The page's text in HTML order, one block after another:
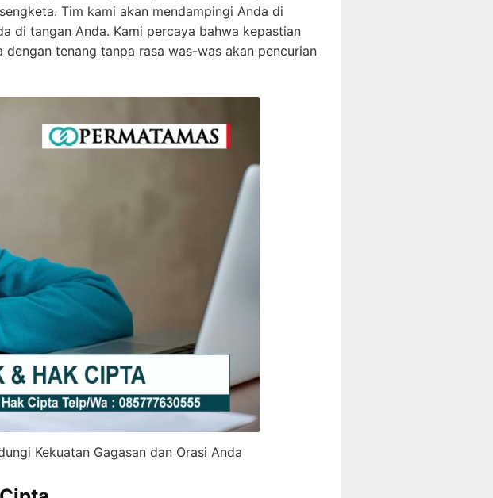
Tim kami akan mendampingi Anda di
di tangan Anda. Kami percaya bahwa kepastian
tenang tanpa rasa was-was akan pencurian
Kekuatan Gagasan dan Orasi Anda